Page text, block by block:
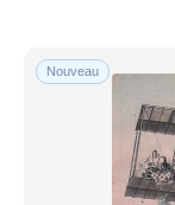
Nouveau